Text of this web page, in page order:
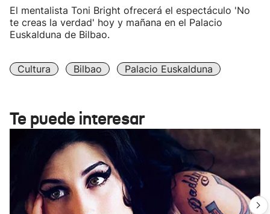
El mentalista Toni Bright ofrecerá el espectáculo 'No
te creas la verdad' hoy y mañana en el Palacio
Euskalduna de Bilbao.
Cultura Bilbao Palacio Euskalduna
Te puede interesar